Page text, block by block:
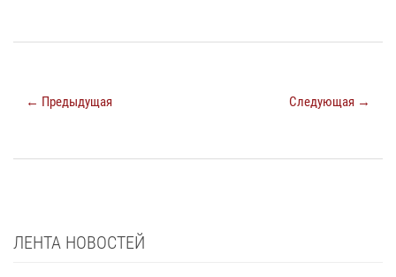
← Предыдущая Следующая →
ЛЕНТА НОВОСТЕЙ